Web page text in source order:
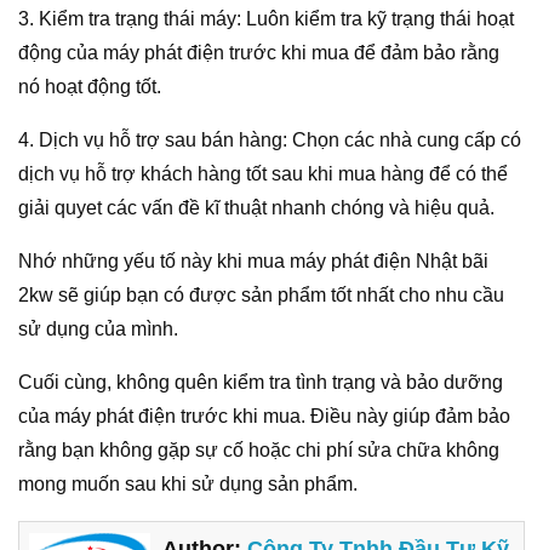
3. Kiểm tra trạng thái máy: Luôn kiểm tra kỹ trạng thái hoạt
động của máy phát điện trước khi mua để đảm bảo rằng
nó hoạt động tốt.
4. Dịch vụ hỗ trợ sau bán hàng: Chọn các nhà cung cấp có
dịch vụ hỗ trợ khách hàng tốt sau khi mua hàng để có thể
giải quyet các vấn đề kĩ thuật nhanh chóng và hiệu quả.
Nhớ những yếu tố này khi mua máy phát điện Nhật bãi
2kw sẽ giúp bạn có được sản phẩm tốt nhất cho nhu cầu
sử dụng của mình.
Cuối cùng, không quên kiểm tra tình trạng và bảo dưỡng
của máy phát điện trước khi mua. Điều này giúp đảm bảo
rằng bạn không gặp sự cố hoặc chi phí sửa chữa không
mong muốn sau khi sử dụng sản phẩm.